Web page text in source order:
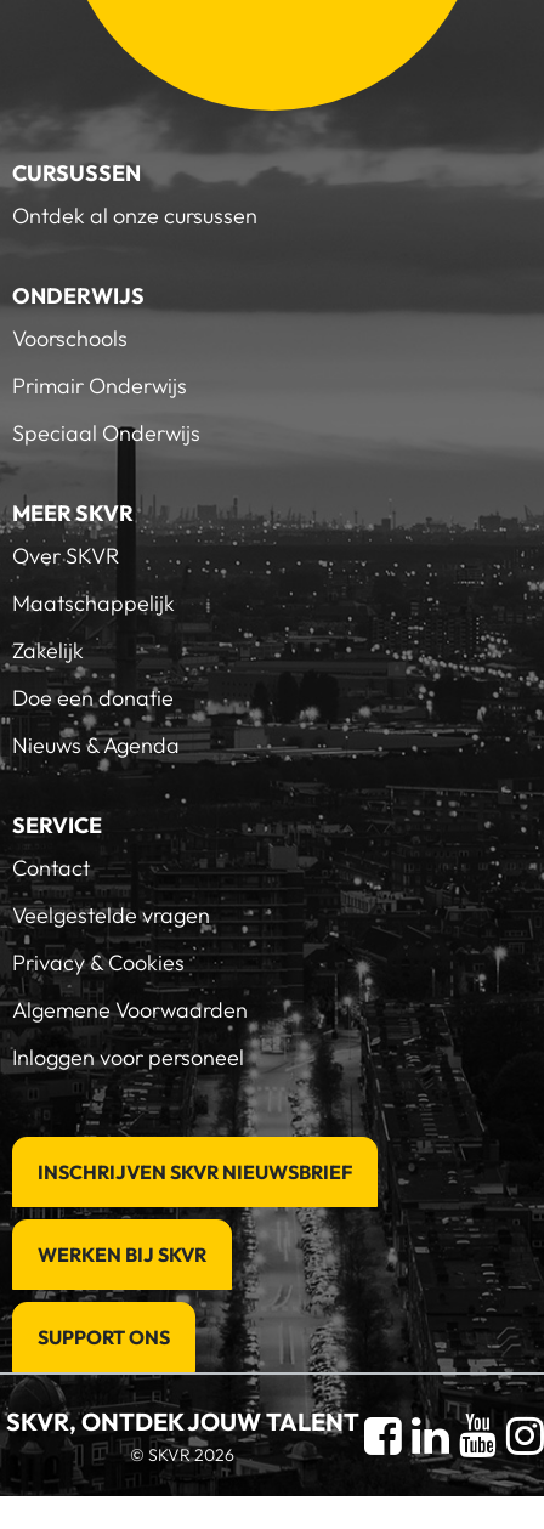
CURSUSSEN
Ontdek al onze cursussen
ONDERWIJS
Voorschools
Primair Onderwijs
Speciaal Onderwijs
MEER SKVR
Over SKVR
Maatschappelijk
Zakelijk
Doe een donatie
Nieuws & Agenda
SERVICE
Contact
Veelgestelde vragen
Privacy & Cookies
Algemene Voorwaarden
Inloggen voor personeel
INSCHRIJVEN SKVR NIEUWSBRIEF
WERKEN BIJ SKVR
SUPPORT ONS
SKVR, ONTDEK JOUW TALENT
© SKVR 2026